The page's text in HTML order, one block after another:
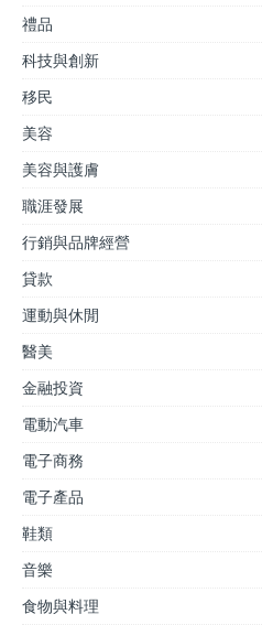
禮品
科技與創新
移民
美容
美容與護膚
職涯發展
行銷與品牌經營
貸款
運動與休閒
醫美
金融投資
電動汽車
電子商務
電子產品
鞋類
音樂
食物與料理